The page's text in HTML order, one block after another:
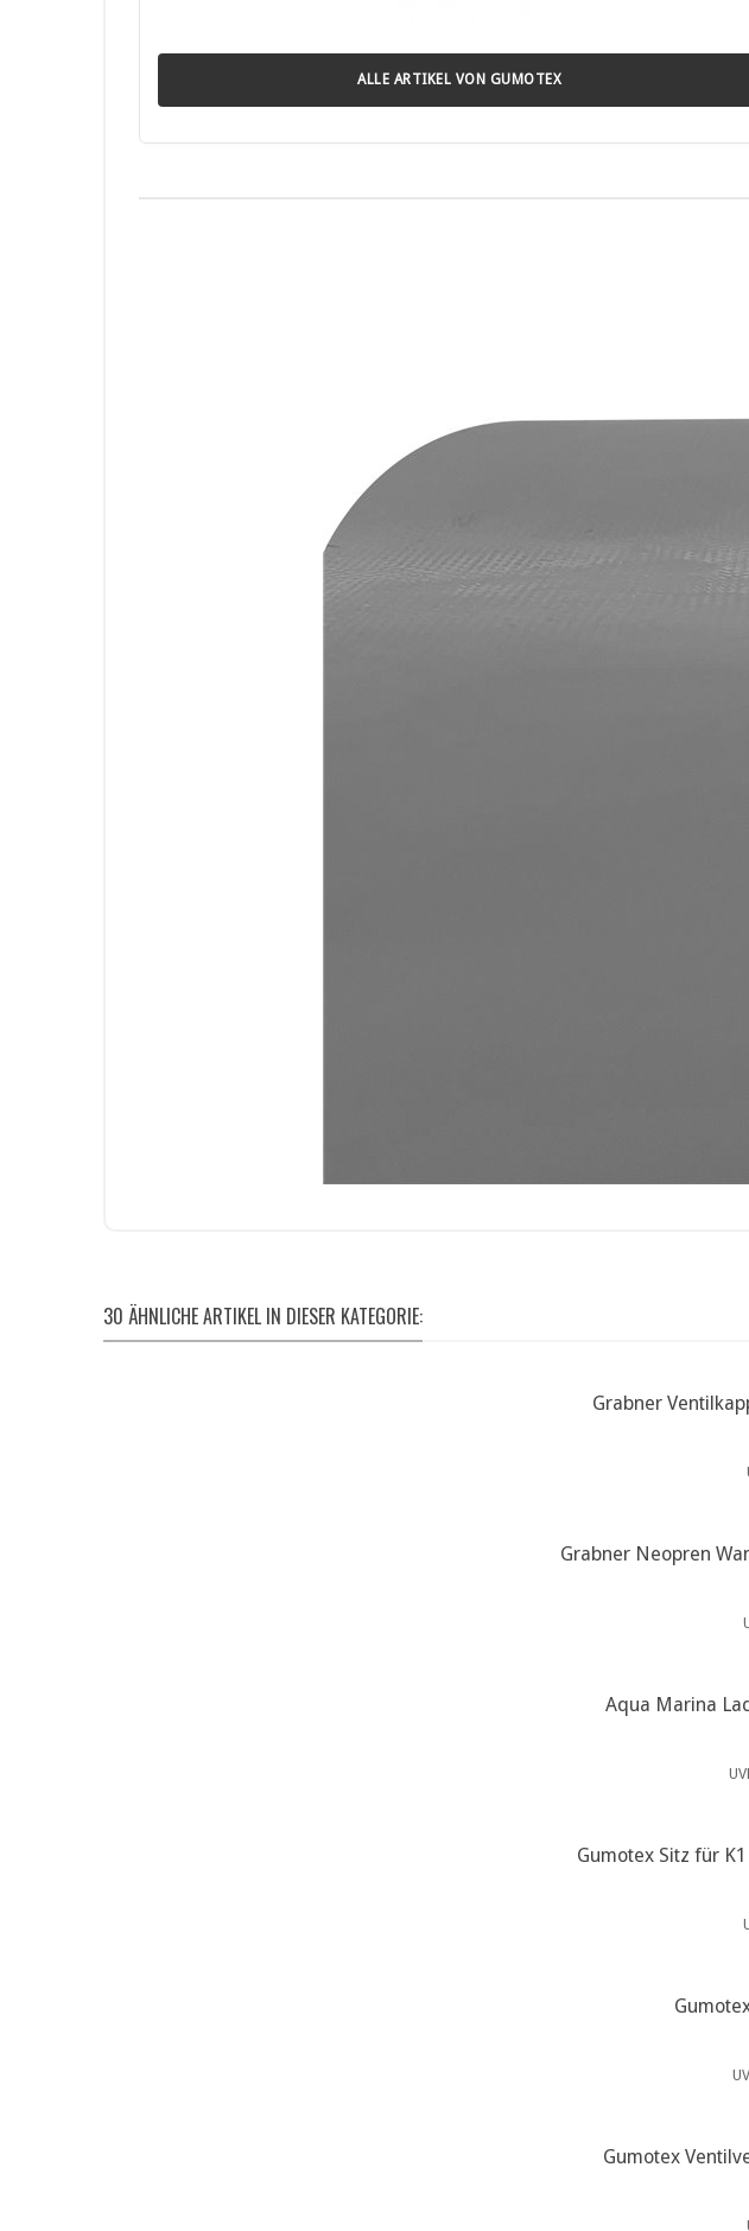
ALLE ARTIKEL VON GUMOTEX
30 ÄHNLICHE ARTIKEL IN DIESER KATEGORIE:
Grabner
Grabner Neopren
Aqua Marina
Gumotex Sitz für
Gumotex